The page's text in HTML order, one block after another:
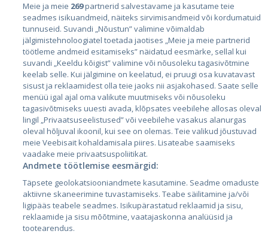
Страны
Эстония
Латвия
Литва
City24.lv
City24.ee
GetaPro.lv
GetaPro.ee
CVbankas.lt
Kainos.lt
Paslaugos.lt
auto24.ee
Meie ja meie 269partnerid salvestavame ja kasutame teie
seadmes isikuandmeid, näiteks sirvimisandmeid või kordumatuid
tunnuseid. Suvandi „Nõustun” valimine võimaldab
jälgimistehnoloogiatel toetada jaotises „Meie ja meie partnerid
töötleme andmeid esitamiseks” näidatud eesmärke, sellal kui
suvandi „Keeldu kõigist” valimine või nõusoleku tagasivõtmine
keelab selle. Kui jälgimine on keelatud, ei pruugi osa kuvatavast
sisust ja reklaamidest olla teie jaoks nii asjakohased. Saate selle
menüü igal ajal oma valikute muutmiseks või nõusoleku
tagasivõtmiseks uuesti avada, klõpsates veebilehe allosas oleval
lingil „Privaatsuseelistused” või veebilehe vasakus alanurgas
oleval hõljuval ikoonil, kui see on olemas. Teie valikud jõustuvad
meie Veebisait kohaldamisala piires. Lisateabe saamiseks
vaadake meie privaatsuspoliitikat.
Andmete töötlemise eesmärgid:
Täpsete geolokatsiooniandmete kasutamine. Seadme omaduste
aktiivne skaneerimine tuvastamiseks. Teabe säilitamine ja/või
ligipääs teabele seadmes. Isikupärastatud reklaamid ja sisu,
reklaamide ja sisu mõõtmine, vaatajaskonna analüüsid ja
tootearendus.